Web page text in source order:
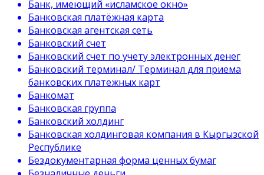
Банк, имеющий «исламское окно»
Банковская платёжная карта
Банковская агентская сеть
Банковский счет
Банковский счет по учету электронных денег
Банковский терминал/ Терминал для приема
банковских платежных карт
Банкомат
Банковская группа
Банковский холдинг
Банковская холдинговая компания в Кыргызской
Республике
Бездокументарная форма ценных бумаг